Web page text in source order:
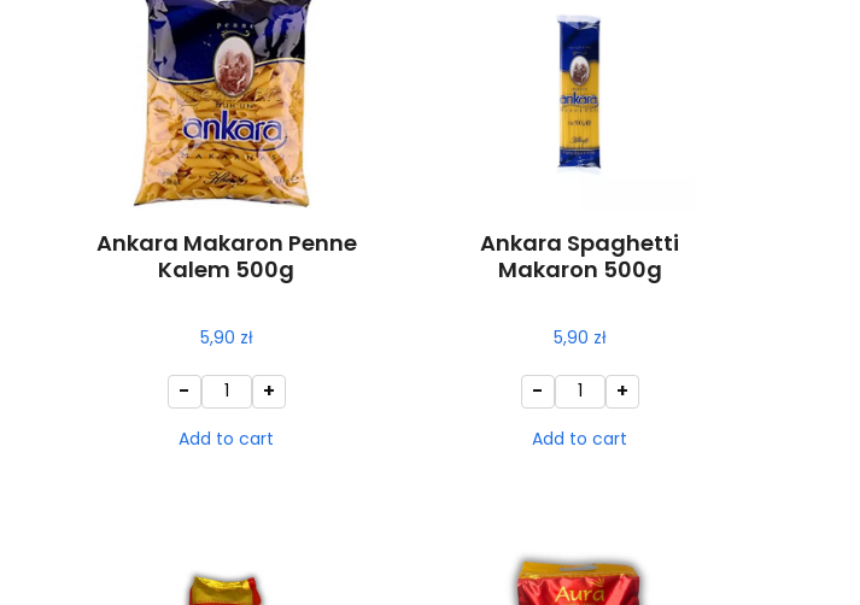
Ankara Makaron Penne
Kalem 500g
5,90 zł
- +
Add to cart
Ankara Spaghetti
Makaron 500g
5,90 zł
- +
Add to cart